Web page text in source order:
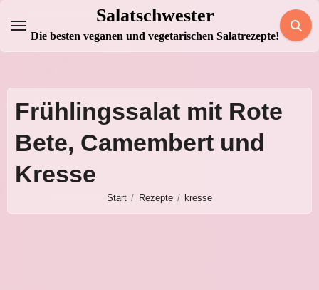
Inhalt
springen
Salatschwester
Die besten veganen und vegetarischen Salatrezepte!
Frühlingssalat mit Rote
Bete, Camembert und
Kresse
Start Rezepte kresse